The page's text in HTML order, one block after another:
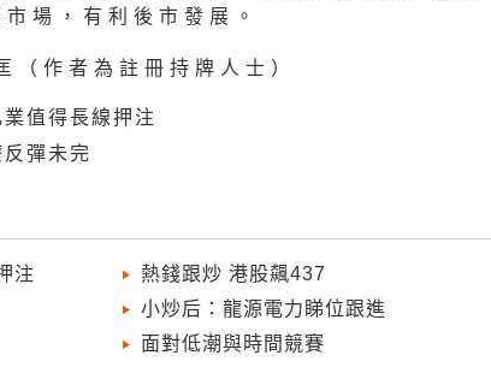
場，有利後市發展。
（作者為註冊持牌人士）
值得長線押注
彈未完
注
熱錢跟炒 港股飆437
小炒后：龍源電力睇位跟進
面對低潮與時間競賽